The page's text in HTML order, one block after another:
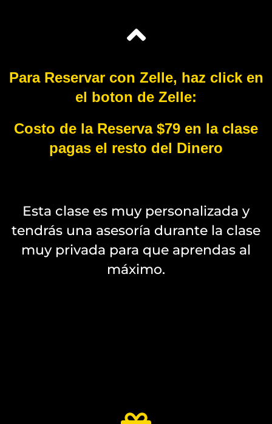
Para Reservar con Zelle, haz click en
el boton de Zelle:
Costo de la Reserva $79 en la clase
pagas el resto del Dinero
Esta clase es muy personalizada y
tendrás una asesoría durante la clase
muy privada para que aprendas al
máximo.